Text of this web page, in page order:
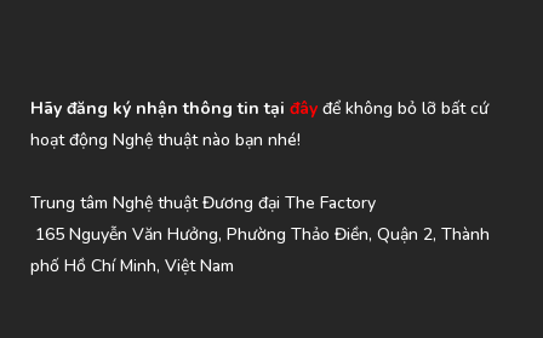
Hãy đăng ký nhận thông tin tại đây để không bỏ lỡ bất cứ
hoạt động Nghệ thuật nào bạn nhé!
Trung tâm Nghệ thuật Đương đại The Factory
165 Nguyễn Văn Hưởng, Phường Thảo Điền, Quận 2, Thành
phố Hồ Chí Minh, Việt Nam